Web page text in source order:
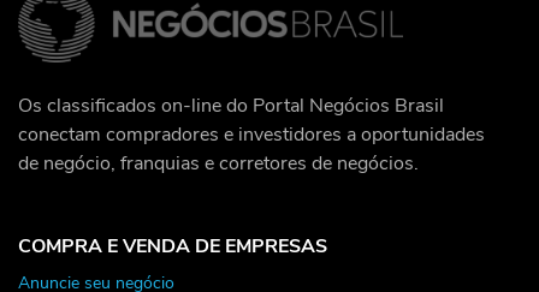
Os classificados on-line do Portal Negócios Brasil
conectam compradores e investidores a oportunidades
de negócio, franquias e corretores de negócios.
COMPRA E VENDA DE EMPRESAS
Anuncie seu negócio